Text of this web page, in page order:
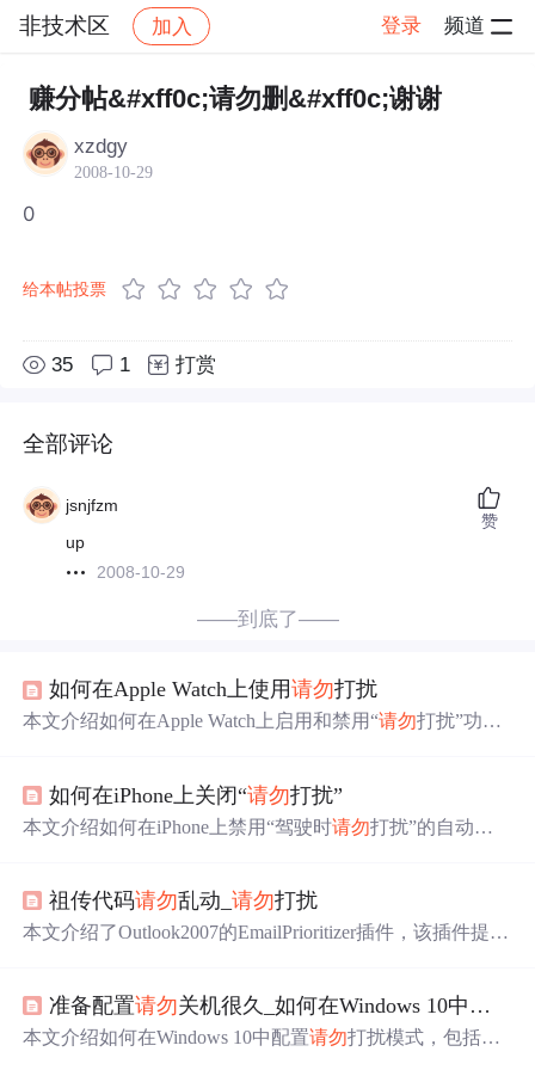
非技术区 加入 登录 频道
社区 非技术区 帖子详情
赚分帖&#xff0c;请勿删&#xff0c;谢谢
xzdgy
2008-10-29
0
给本帖投票
35 1 打赏
全部评论
jsnjfzm
up
2008-10-29
赞
——到底了——
如何在Apple Watch上使用请勿打扰
本文介绍如何在Apple Watch上启用和禁用“请勿打扰”功
如何在iPhone上关闭“请勿打扰”
本文介绍如何在iPhone上禁用“驾驶时请勿打扰”的自动激
祖传代码请勿乱动_请勿打扰
本文介绍了Outlook2007的EmailPrioritizer插件，该插件提供
联系。此外，插件还提供了电子邮件优先级排序功能。
准备配置请勿关机很久_如何在Windows 10中配置
本文介绍如何在Windows 10中配置请勿打扰模式，包括从